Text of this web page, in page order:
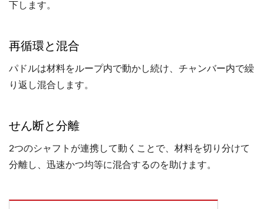
下します。
再循環と混合
パドルは材料をループ内で動かし続け、チャンバー内で繰
り返し混合します。
せん断と分離
2つのシャフトが連携して動くことで、材料を切り分けて
分離し、迅速かつ均等に混合するのを助けます。